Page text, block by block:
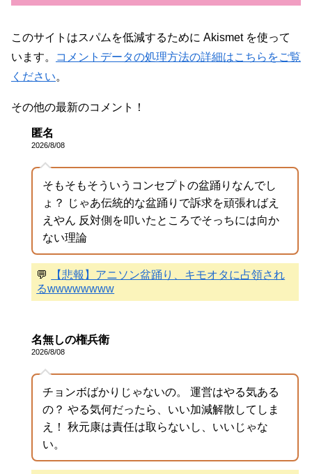
このサイトはスパムを低減するために Akismet を使って
います。
コメントデータの処理方法の詳細はこちらをご覧
ください。
その他の最新のコメント！
匿名
2026/8/08
そもそもそういうコンセプトの盆踊りなんでし
ょ？ じゃあ伝統的な盆踊りで訴求を頑張ればえ
えやん 反対側を叩いたところでそっちには向か
ない理論
💬
【悲報】アニソン盆踊り、キモオタに占領され
るwwwwwwww
名無しの権兵衛
2026/8/08
チョンボばかりじゃないの。 運営はやる気ある
の？ やる気何だったら、いい加減解散してしま
え！ 秋元康は責任は取らないし、いいじゃな
い。